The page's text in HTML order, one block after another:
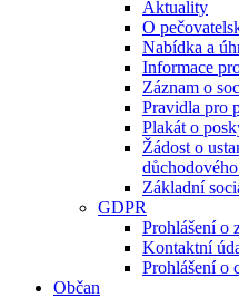
Aktuality
O
Nabídka a
Informace
Záznam o
Pravidla pro
Plakát o
Žádost o
Základní
GDPR
Prohlášení o
Kontaktní
Prohlášení o
Občan